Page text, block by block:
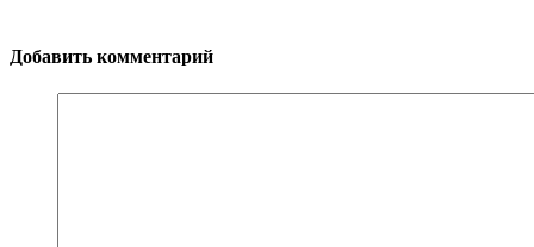
Добавить комментарий